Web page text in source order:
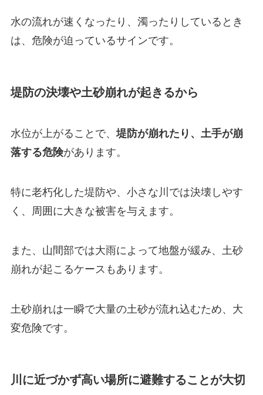
水の流れが速くなったり、濁ったりしているとき
は、危険が迫っているサインです。
堤防の決壊や土砂崩れが起きるから
水位が上がることで、堤防が崩れたり、土手が崩
落する危険があります。
特に老朽化した堤防や、小さな川では決壊しやす
く、周囲に大きな被害を与えます。
また、山間部では大雨によって地盤が緩み、土砂
崩れが起こるケースもあります。
土砂崩れは一瞬で大量の土砂が流れ込むため、大
変危険です。
川に近づかず高い場所に避難することが大切